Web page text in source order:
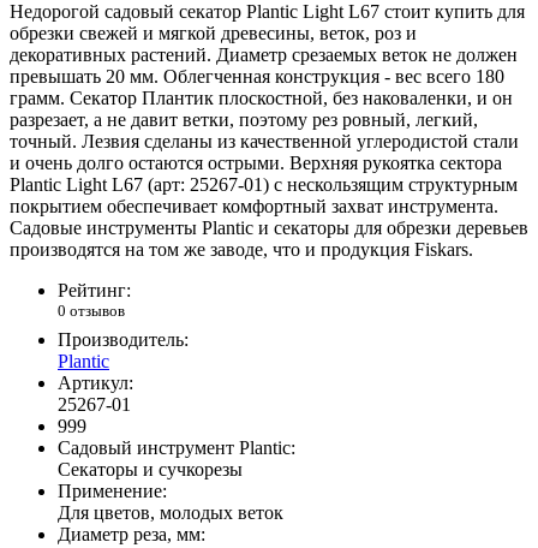
Недорогой садовый секатор Plantic Light L67 стоит купить для
обрезки свежей и мягкой древесины, веток, роз и
декоративных растений. Диаметр срезаемых веток не должен
превышать 20 мм. Облегченная конструкция - вес всего 180
грамм. Секатор Плантик плоскостной, без наковаленки, и он
разрезает, а не давит ветки, поэтому рез ровный, легкий,
точный. Лезвия сделаны из качественной углеродистой стали
и очень долго остаются острыми. Верхняя рукоятка сектора
Plantic Light L67 (арт: 25267-01) с нескользящим структурным
покрытием обеспечивает комфортный захват инструмента.
Садовые инструменты Plantic и секаторы для обрезки деревьев
производятся на том же заводе, что и продукция Fiskars.
Рейтинг:
0 отзывов
Производитель:
Plantic
Артикул:
25267-01
999
Садовый инструмент Plantic:
Секаторы и сучкорезы
Применение:
Для цветов, молодых веток
Диаметр реза, мм: